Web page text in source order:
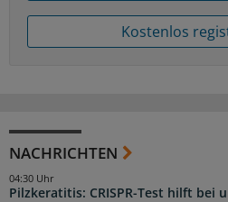
Kostenlos
NACHRICHTEN
Pilzkeratitis: CRISPR-Test hilft bei
04:30 Uhr